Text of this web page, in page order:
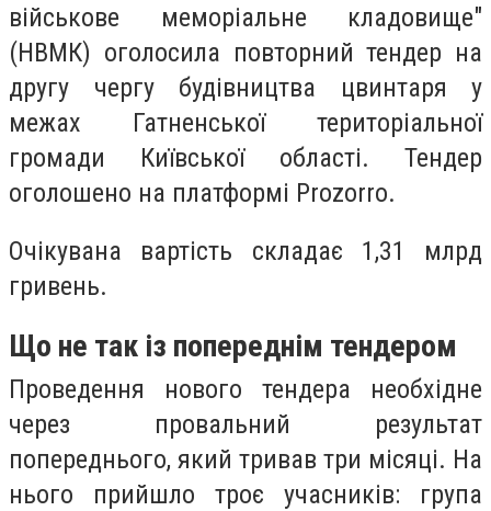
військове меморіальне кладовище"
(НВМК) оголосила повторний тендер на
другу чергу будівництва цвинтаря у
межах Гатненської територіальної
громади Київської області. Тендер
оголошено на платформі Prozorro.
Очікувана вартість складає 1,31 млрд
гривень.
Що не так із попереднім тендером
Проведення нового тендера необхідне
через провальний результат
попереднього, який тривав три місяці. На
нього прийшло троє учасників: група